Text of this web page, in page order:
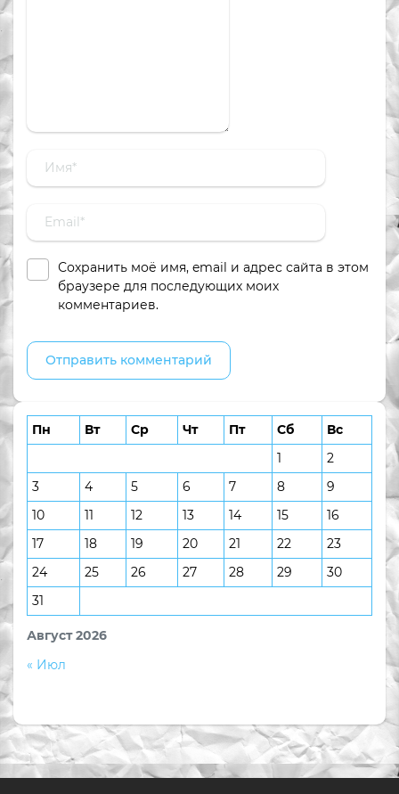
Сохранить моё имя, email и адрес сайта в этом
браузере для последующих моих
комментариев.
Август 2026
Пн Вт Ср Чт Пт Сб
Вс
1
2
3
4 5 6 7 8
9
10
11 12 13 14 15
16
17
18 19 20 21 22
23
24
25 26 27 28 29
30
31
« Июл